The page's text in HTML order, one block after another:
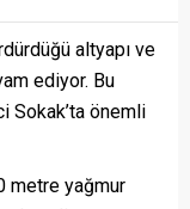
altyapı ve
ediyor. Bu
Sokak’ta önemli
metre yağmur